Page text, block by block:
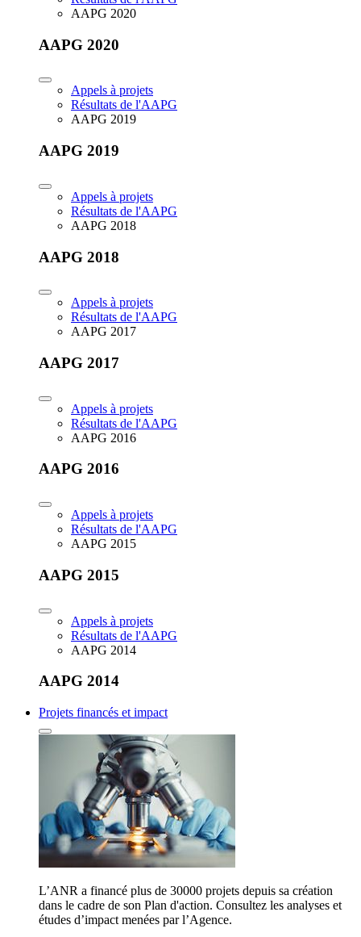
AAPG 2020
AAPG 2020
Appels à projets
Résultats de l'AAPG
AAPG 2019
AAPG 2019
Appels à projets
Résultats de l'AAPG
AAPG 2018
AAPG 2018
Appels à projets
Résultats de l'AAPG
AAPG 2017
AAPG 2017
Appels à projets
Résultats de l'AAPG
AAPG 2016
AAPG 2016
Appels à projets
Résultats de l'AAPG
AAPG 2015
AAPG 2015
Appels à projets
Résultats de l'AAPG
AAPG 2014
AAPG 2014
Projets financés et impact
L’ANR a financé plus de 30000 projets depuis sa création
dans le cadre de son Plan d'action. Consultez les analyses et
études d’impact menées par l’Agence.